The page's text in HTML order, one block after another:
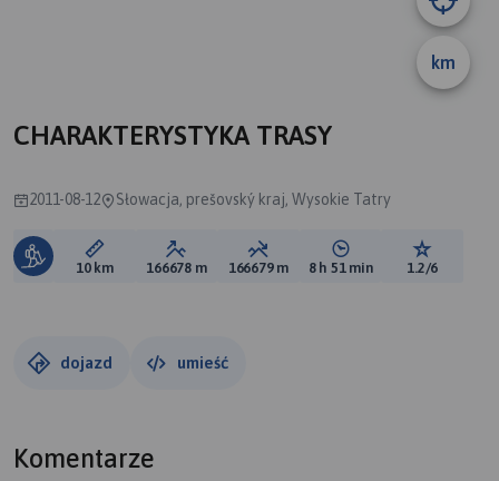
km
CHARAKTERYSTYKA TRASY
2011-08-12 Słowacja, prešovský kraj, Wysokie Tatry
Długość trasy:
10 km Suma przewyższeń:
166678 m Suma spadków:
166679 m Średni czas potrzebny
8 h 51 min Ocena
1.2/6
dojazd umieść
Komentarze